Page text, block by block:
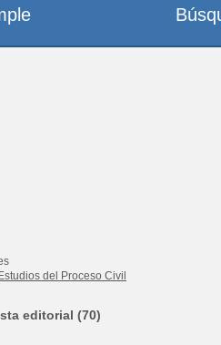
del Proceso Civil
editorial (70)